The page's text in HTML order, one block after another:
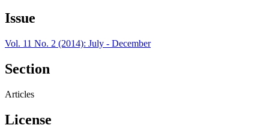
Issue
Vol. 11 No. 2 (2014): July - December
Section
Articles
License